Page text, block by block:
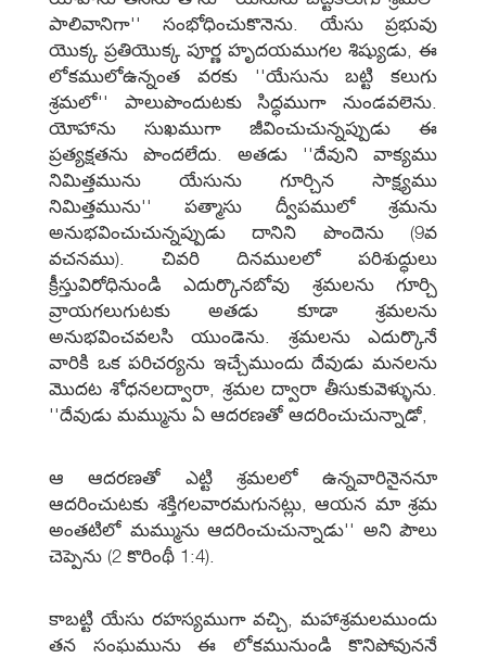
పాలివానిగా'' సంభోధించుకొనెను. యేసు ప్రభువు
యొక్క ప్రతియొక్క పూర్ణ హృదయముగల శిష్యుడు, ఈ
లోకములోఉన్నంత వరకు ''యేసును బట్టి కలుగు
శ్రమలో'' పాలుపొందుటకు సిద్ధముగా నుండవలెను.
యోహాను సుఖముగా జీవించుచున్నప్పుడు ఈ
ప్రత్యక్షతను పొందలేదు. అతడు ''దేవుని వాక్యము
నిమిత్తమును యేసును గూర్చిన సాక్ష్యము
నిమిత్తమును'' పత్మాసు ద్వీపములో శ్రమను
అనుభవించుచున్నప్పుడు దానిని పొందెను (9వ
వచనము). చివరి దినములలో పరిశుద్ధులు
క్రీస్తువిరోధినుండి ఎదుర్కొనబోవు శ్రమలను గూర్చి
వ్రాయగలుగుటకు అతడు కూడా శ్రమలను
అనుభవించవలసి యుండెను. శ్రమలను ఎదుర్కొనే
వారికి ఒక పరిచర్యను ఇచ్చేముందు దేవుడు మనలను
మొదట శోధనలద్వారా, శ్రమల ద్వారా తీసుకువెళ్ళును.
''దేవుడు మమ్మును ఏ ఆదరణతో ఆదరించుచున్నాడో,
ఆ ఆదరణతో ఎట్టి శ్రమలలో ఉన్నవారినైననూ
ఆదరించుటకు శక్తిగలవారమగునట్లు, ఆయన మా శ్రమ
అంతటిలో మమ్మును ఆదరించుచున్నాడు'' అని పౌలు
చెప్పెను (2 కొరింథీ 1:4).
కాబట్టి యేసు రహస్యముగా వచ్చి, మహాశ్రమలముందు
తన సంఘమును ఈ లోకమునుండి కొనిపోవుననే